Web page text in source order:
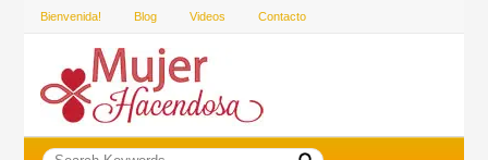
Bienvenida! Blog Videos Contacto